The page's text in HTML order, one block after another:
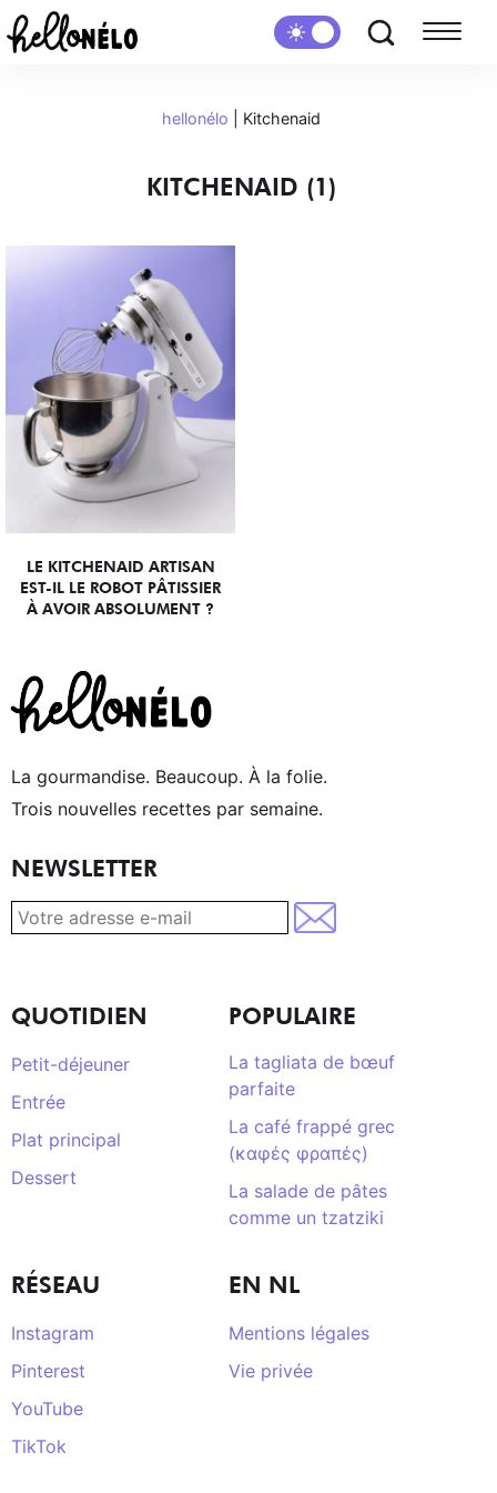
hellonélo Kitchenaid
KITCHENAID (1)
LE KITCHENAID ARTISAN
EST-IL LE ROBOT PÂTISSIER
À AVOIR ABSOLUMENT ?
La gourmandise. Beaucoup. À la folie.
Trois nouvelles recettes par semaine.
NEWSLETTER
QUOTIDIEN
Petit-déjeuner
Entrée
Plat principal
Dessert
POPULAIRE
La tagliata de bœuf
parfaite
La café frappé grec
(καφές φραπές)
La salade de pâtes
comme un tzatziki
RÉSEAU
Instagram
Pinterest
YouTube
TikTok
EN NL
Mentions légales
Vie privée